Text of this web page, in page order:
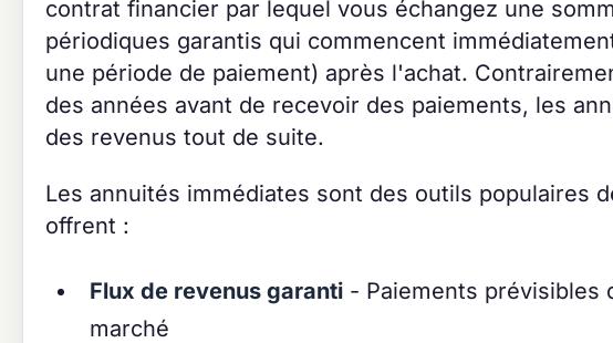
contrat financier par lequel vous échangez une
périodiques garantis qui commencent
une période de paiement) après l'achat.
des années avant de recevoir des paiements, les
des revenus tout de suite.
Les annuités immédiates sont des outils populaires
offrent :
Flux de revenus garanti - Paiements prévisibles
marché